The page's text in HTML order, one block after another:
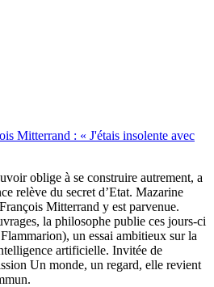
Mitterrand : « J'étais insolente avec
oblige à se construire autrement, a
relève du secret d’Etat. Mazarine
Mitterrand y est parvenue.
la philosophe publie ces jours-ci
un essai ambitieux sur la
artificielle. Invitée de
Un monde, un regard, elle revient